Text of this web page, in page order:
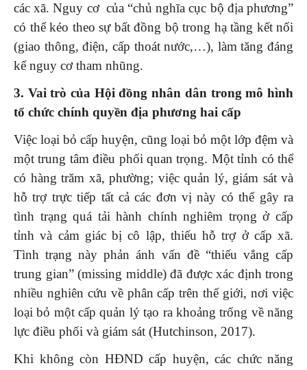
các xã. Nguy cơ của “chủ nghĩa cục bộ địa phương”
có thể kéo theo sự bất đồng bộ trong hạ tầng kết nối
(giao thông, điện, cấp thoát nước,…), làm tăng đáng
kể nguy cơ tham nhũng.
3. Vai trò của Hội đồng nhân dân trong mô hình
tổ chức chính quyền địa phương hai cấp
Việc loại bỏ cấp huyện, cũng loại bỏ một lớp đệm và
một trung tâm điều phối quan trọng. Một tỉnh có thể
có hàng trăm xã, phường; việc quản lý, giám sát và
hỗ trợ trực tiếp tất cả các đơn vị này có thể gây ra
tình trạng quá tải hành chính nghiêm trọng ở cấp
tỉnh và cảm giác bị cô lập, thiếu hỗ trợ ở cấp xã.
Tình trạng này phản ánh vấn đề “thiếu vắng cấp
trung gian” (missing middle) đã được xác định trong
nhiều nghiên cứu về phân cấp trên thế giới, nơi việc
loại bỏ một cấp quản lý tạo ra khoảng trống về năng
lực điều phối và giám sát (Hutchinson, 2017).
Khi không còn HĐND cấp huyện, các chức năng